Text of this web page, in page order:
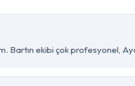
Bartın ekibi çok profesyonel,